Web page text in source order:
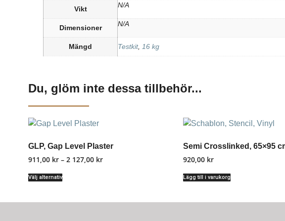
Vikt N/A
Dimensioner N/A
Mängd Testkit, 16 kg
Du, glöm inte dessa tillbehör...
GLP, Gap Level Plaster
911,00 kr – 2 127,00 kr
Välj alternativ
Semi Crosslinked, 65×95
920,00 kr
Lägg till i varukorg